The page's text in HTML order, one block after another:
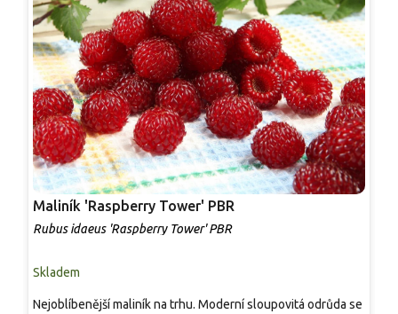
Maliník 'Raspberry Tower' PBR
Rubus idaeus 'Raspberry Tower' PBR
Skladem
Nejoblíbenější maliník na trhu. Moderní sloupovitá odrůda se